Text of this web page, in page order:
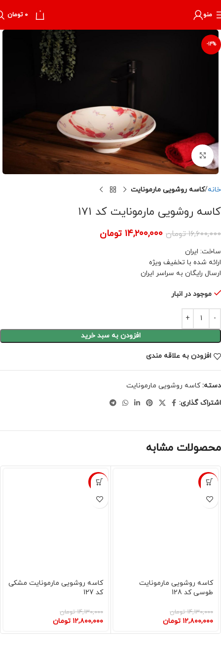
منو 0 ۰ تومان
-14%
برای بزرگنمایی کلیک کنید
خانه کاسه روشویی مارمونایت
کاسه روشویی مارمونایت کد ۱۷۱
۱۶,۶۰۰,۰۰۰ تومان ۱۴,۲۰۰,۰۰۰ تومان
ساخت: ایران
ارائه شده با تخفیف ویژه
ارسال رایگان به سراسر ایران
موجود در انبار
افزودن به سبد خرید
افزودن به علاقه مندی
دسته: کاسه روشویی مارمونایت
اشتراک گذاری:
محصولات مشابه
-9%
کاسه روشویی مارمونایت
طوسی کد 128
۱۴,۱۳۰,۰۰۰ تومان
۱۲,۸۰۰,۰۰۰ تومان
-9%
کاسه روشویی مارمونایت مشکی
کد 127
۱۴,۱۳۰,۰۰۰ تومان
۱۲,۸۰۰,۰۰۰ تومان